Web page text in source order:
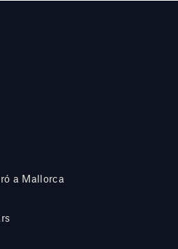
a Mallorca